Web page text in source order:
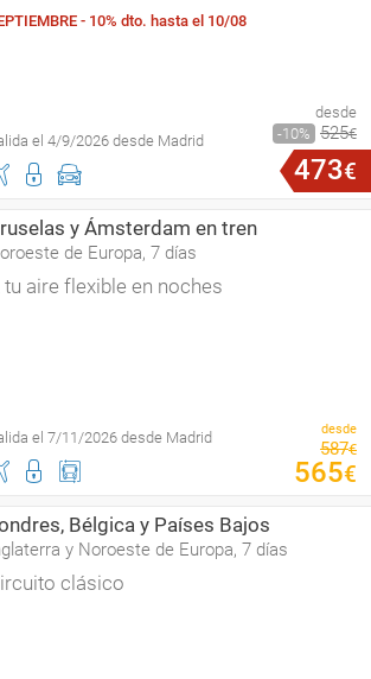
- 10% dto. hasta el 10/08
el 4/9/2026 desde Madrid
desde
10
525€
473€
y Ámsterdam en tren
de Europa, 7 días
tu aire flexible en noches
el 7/11/2026 desde Madrid desde
587€
565€
Bélgica y Países Bajos
y Noroeste de Europa, 7 días
clásico